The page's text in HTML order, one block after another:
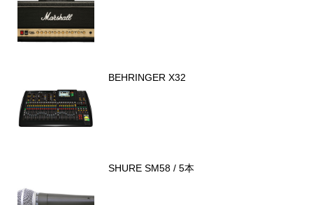
BEHRINGER X32
SHURE SM58 / 5本